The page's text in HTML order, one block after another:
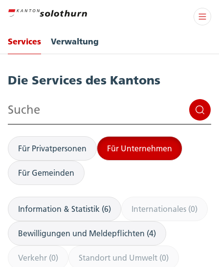
Services Verwaltung
Die Services des Kantons
Suchen
Für Privatpersonen Für Unternehmen
Für Gemeinden
Information & Statistik (6) Internationales (0)
Bewilligungen und Meldepflichten (4)
Verkehr (0) Standort und Umwelt (0)